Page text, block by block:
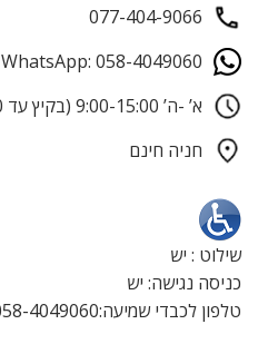
077-404-9066
WhatsApp: 058-4049060
א’ -ה’ 9:00-15:00 (בקיץ עד 17:00) | ימי ו’ : 9:00-13:00
חניה חינם
שילוט : יש
כניסה נגישה: יש
טלפון לכבדי שמיעה:058-4049060